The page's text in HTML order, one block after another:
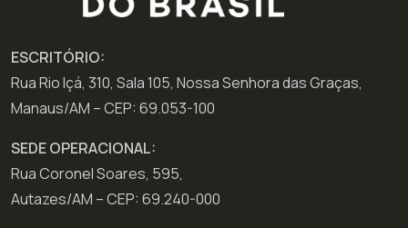
ESCRITÓRIO:
Rua Rio Içá, 310, Sala 105, Nossa Senhora das Graças,
Manaus/AM – CEP: 69.053-100
SEDE OPERACIONAL:
Rua Coronel Soares, 595,
Autazes/AM – CEP: 69.240-000